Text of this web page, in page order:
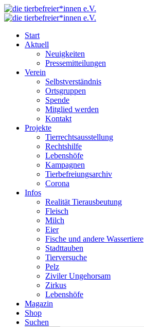
Start
Aktuell
Neuigkeiten
Pressemitteilungen
Verein
Selbstverständnis
Ortsgruppen
Spende
Mitglied werden
Kontakt
Projekte
Tierrechtsausstellung
Rechtshilfe
Lebenshöfe
Kampagnen
Tierbefreiungsarchiv
Corona
Infos
Realität Tierausbeutung
Fleisch
Milch
Eier
Fische und andere Wassertiere
Stadttauben
Tierversuche
Pelz
Ziviler Ungehorsam
Zirkus
Lebenshöfe
Magazin
Shop
Suchen